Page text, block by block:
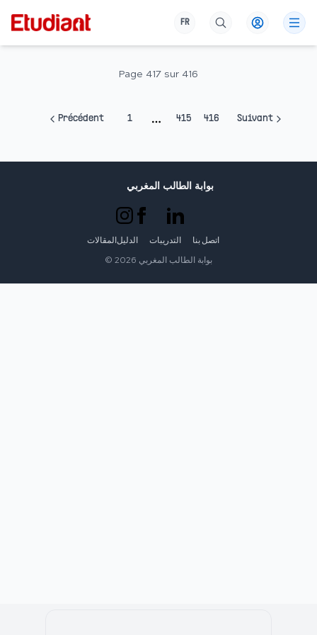
FR
Page 417 sur 416
Précédent 1 415 416 Suivant
بوابة الطالب المغربي
المقالات الدليل التدريبات اتصل بنا
© 2026 بوابة الطالب المغربي